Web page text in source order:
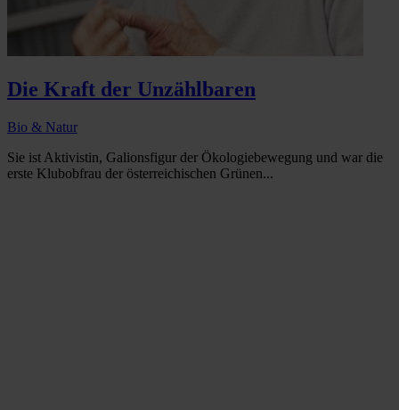
Die Kraft der Unzählbaren
Bio & Natur
Sie ist Aktivistin, Galionsfigur der Ökologiebewegung und war die
erste Klubobfrau der österreichischen Grünen...